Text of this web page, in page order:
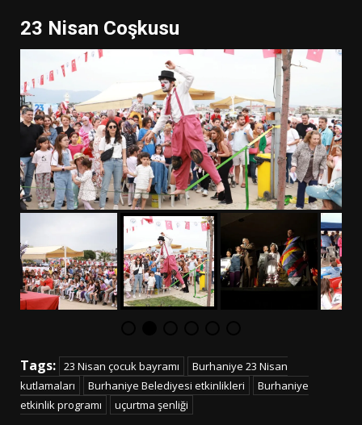
23 Nisan Coşkusu
Tags: 23 Nisan çocuk bayramı
Burhaniye 23 Nisan
kutlamaları
Burhaniye Belediyesi etkinlikleri
Burhaniye
etkinlik programı
uçurtma şenliği